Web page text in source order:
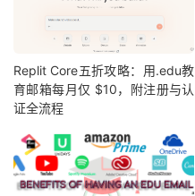
Replit Core五折攻略：用.edu教
育邮箱每月仅 $10，附注册与认
证全流程